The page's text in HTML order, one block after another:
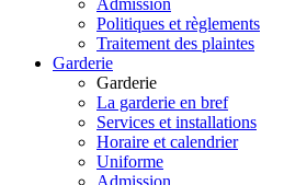
Admission
Politiques et règlements
Traitement des plaintes
Garderie
Garderie
La garderie en bref
Services et installations
Horaire et calendrier
Uniforme